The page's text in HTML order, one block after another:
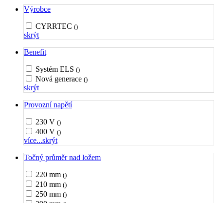
Výrobce
CYRRTEC ()
skrýt
Benefit
Systém ELS ()
Nová generace ()
skrýt
Provozní napětí
230 V ()
400 V ()
více...skrýt
Točný průměr nad ložem
220 mm ()
210 mm ()
250 mm ()